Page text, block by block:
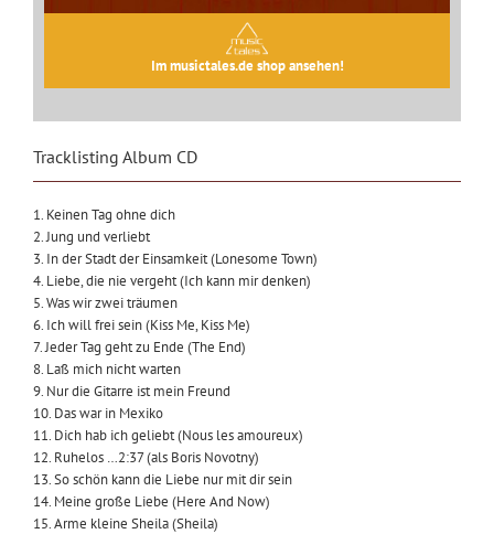
Im musictales.de shop ansehen!
Tracklisting Album CD
1. Keinen Tag ohne dich
2. Jung und verliebt
3. In der Stadt der Einsamkeit (Lonesome Town)
4. Liebe, die nie vergeht (Ich kann mir denken)
5. Was wir zwei träumen
6. Ich will frei sein (Kiss Me, Kiss Me)
7. Jeder Tag geht zu Ende (The End)
8. Laß mich nicht warten
9. Nur die Gitarre ist mein Freund
10. Das war in Mexiko
11. Dich hab ich geliebt (Nous les amoureux)
12. Ruhelos …2:37 (als Boris Novotny)
13. So schön kann die Liebe nur mit dir sein
14. Meine große Liebe (Here And Now)
15. Arme kleine Sheila (Sheila)